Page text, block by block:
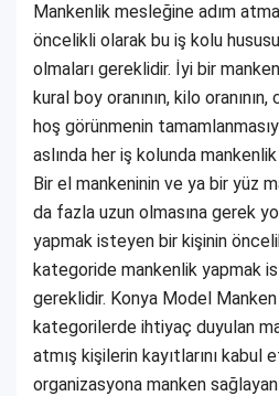
Mankenlik mesleğine adım
öncelikli olarak bu iş kolu
olmaları gereklidir. İyi bir
kural boy oranının, kilo
hoş görünmenin
aslında her iş kolunda
Bir el mankeninin ve ya bir yüz
da fazla uzun olmasına gerek
yapmak isteyen bir kişinin
kategoride mankenlik yapmak
gereklidir. Konya Model
kategorilerde ihtiyaç duyulan
atmış kişilerin kayıtlarını
organizasyona manken